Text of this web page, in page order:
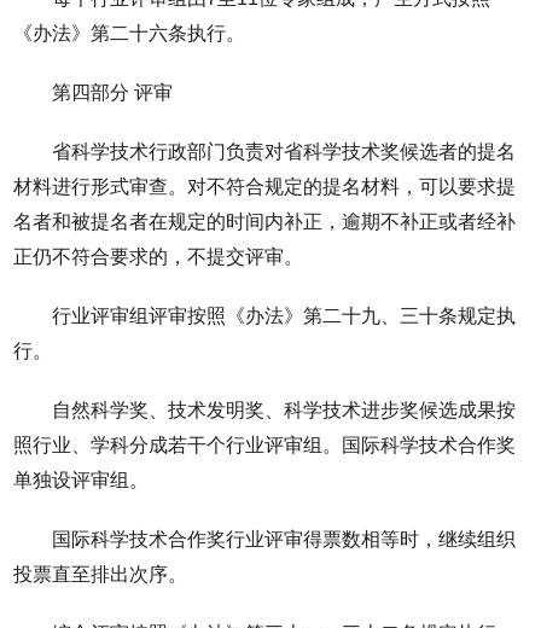
《办法》第二十六条执行。
第四部分 评审
省科学技术行政部门负责对省科学技术奖候选者的提名
材料进行形式审查。对不符合规定的提名材料，可以要求提
名者和被提名者在规定的时间内补正，逾期不补正或者经补
正仍不符合要求的，不提交评审。
行业评审组评审按照《办法》第二十九、三十条规定执
行。
自然科学奖、技术发明奖、科学技术进步奖候选成果按
照行业、学科分成若干个行业评审组。国际科学技术合作奖
单独设评审组。
国际科学技术合作奖行业评审得票数相等时，继续组织
投票直至排出次序。